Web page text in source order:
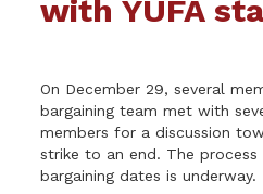
with YUFA
On December 29, several
bargaining team met with
members for a discussion
strike to an end. The
bargaining dates is underway.